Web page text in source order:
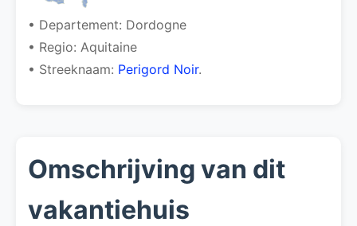
• Departement: Dordogne
• Regio: Aquitaine
• Streeknaam: Perigord Noir.
Omschrijving van dit
vakantiehuis